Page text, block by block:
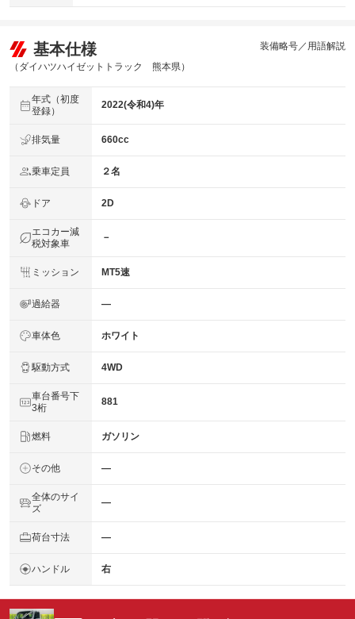
基本仕様
（ダイハツハイゼットトラック 熊本県）
装備略号／用語解説
年式（初度
登録）
2022(令和4)年
排気量 660cc
乗車定員 ２名
ドア 2D
エコカー減
税対象車
－
ミッション MT5速
過給器 ―
車体色 ホワイト
駆動方式 4WD
車台番号下
3桁
881
燃料 ガソリン
その他 ―
全体のサイ
ズ
―
荷台寸法 ―
ハンドル 右